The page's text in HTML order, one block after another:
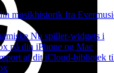
musikhistorik fra
Nu spiller-widgets i
på din iPhone og Mac
af dit iCloud-bibliotek